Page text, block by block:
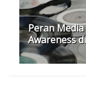
Peran
Awareness